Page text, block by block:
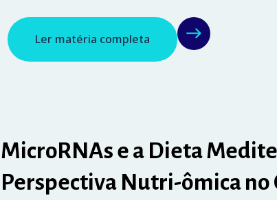
Ler matéria completa
MicroRNAs e a Dieta
Perspectiva Nutri-ômica no